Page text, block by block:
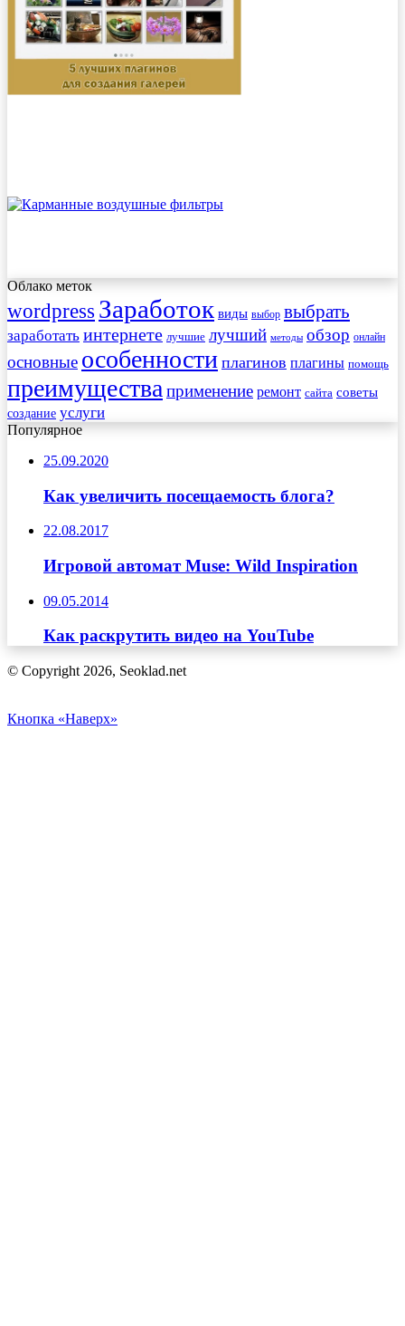
Облако меток
wordpress Заработок виды выбор выбрать
заработать интернете лучшие лучший методы обзор онлайн
основные особенности плагинов плагины помощь
преимущества применение ремонт сайта советы
создание услуги
Популярное
25.09.2020
Как увеличить посещаемость блога?
22.08.2017
Игровой автомат Muse: Wild Inspiration
09.05.2014
Как раскрутить видео на YouTube
© Copyright 2026, Seoklad.net
Кнопка «Наверх»